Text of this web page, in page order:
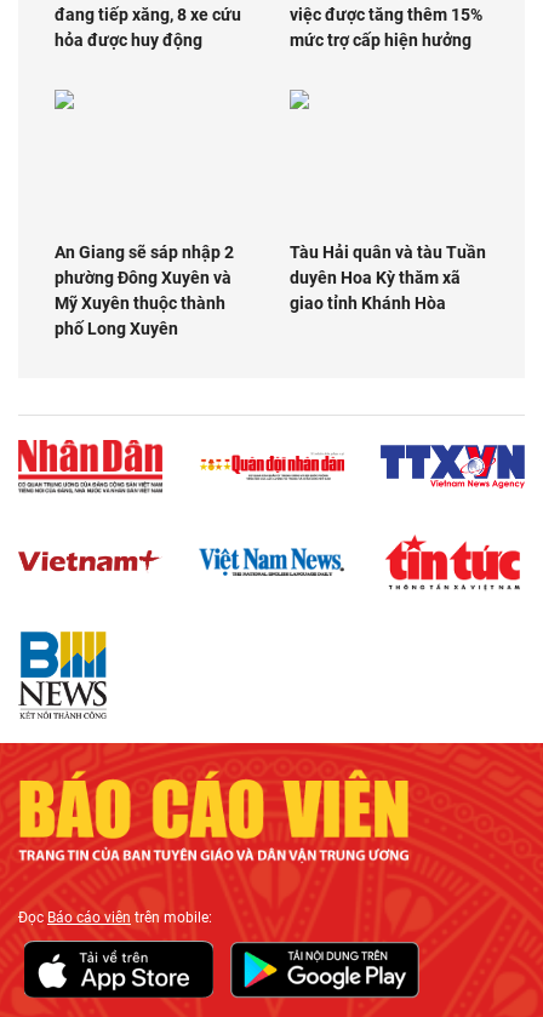
đang tiếp xăng, 8 xe cứu
hỏa được huy động
việc được tăng thêm 15%
mức trợ cấp hiện hưởng
An Giang sẽ sáp nhập 2
phường Đông Xuyên và
Mỹ Xuyên thuộc thành
phố Long Xuyên
Tàu Hải quân và tàu Tuần
duyên Hoa Kỳ thăm xã
giao tỉnh Khánh Hòa
ĐọcBáo cáo viên trên mobile: